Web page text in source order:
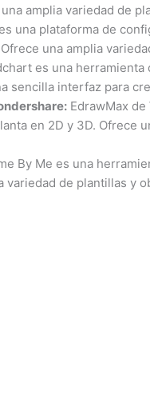
amplia variedad de
una plataforma de
una amplia
es una
sencilla interfaz para
EdrawMax
en 2D y 3D. Ofrece
By Me es una
variedad de plantillas y